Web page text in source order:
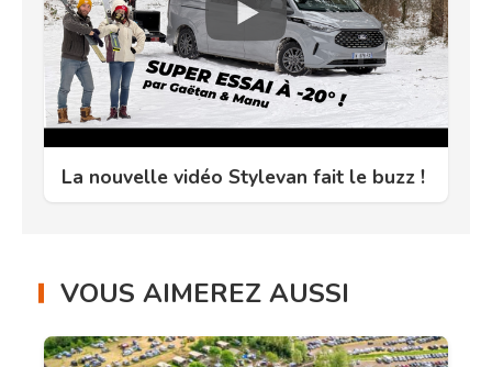
La nouvelle vidéo Stylevan fait le buzz !
VOUS AIMEREZ AUSSI